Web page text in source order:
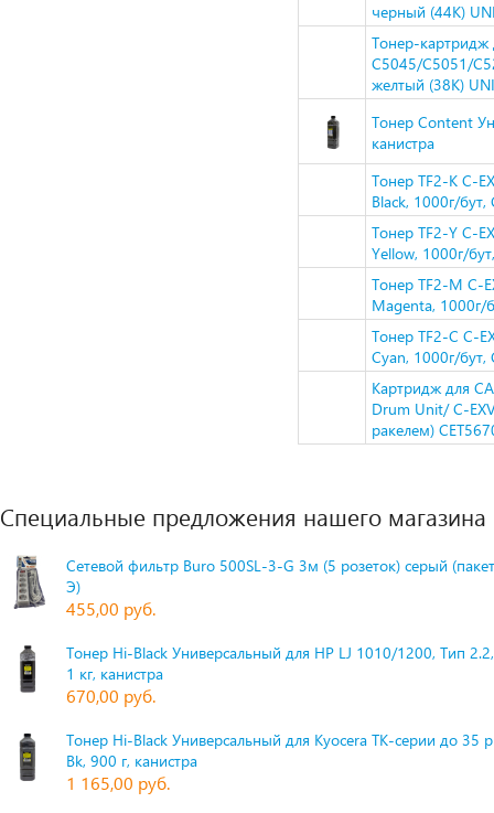
черный (44K)
Тонер-картридж
C5045/C5051/
желтый (38K)
Тонер Content
канистра
Тонер TF2-K C-
Black, 1000г/бут,
Тонер TF2-Y C-
Yellow, 1000г/
Тонер TF2-M C-
Magenta, 1000г/
Тонер TF2-C C-
Cyan, 1000г/бут,
Картридж для
Drum Unit/ C-
ракелем)
Специальные предложения нашего магазина
Сетевой фильтр Buro 500SL-3-G 3м (5 розеток) серый
Э)
455,00 руб.
Тонер Hi-Black Универсальный для HP LJ 1010/1200, Тип
1 кг, канистра
670,00 руб.
Тонер Hi-Black Универсальный для Kyocera TK-серии до 35
Bk, 900 г, канистра
1 165,00 руб.